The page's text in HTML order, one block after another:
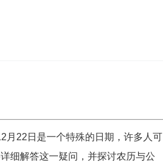
月22日是一个特殊的日期，许多人可
细解答这一疑问，并探讨农历与公